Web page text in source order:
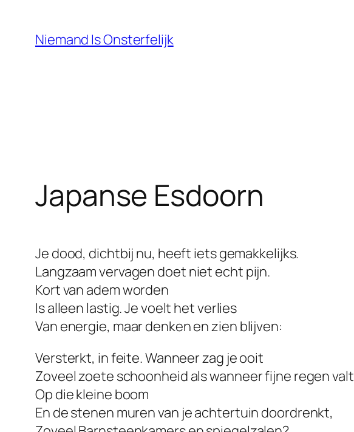
Niemand Is Onsterfelijk
Japanse Esdoorn
Je dood, dichtbij nu, heeft iets gemakkelijks.
Langzaam vervagen doet niet echt pijn.
Kort van adem worden
Is alleen lastig. Je voelt het verlies
Van energie, maar denken en zien blijven:
Versterkt, in feite. Wanneer zag je ooit
Zoveel zoete schoonheid als wanneer fijne regen valt
Op die kleine boom
En de stenen muren van je achtertuin doordrenkt,